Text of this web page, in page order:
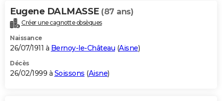
Eugene DALMASSE (87 ans)
Créer une cagnotte obsèques
Naissance
26/07/1911 à Bernoy-le-Château (Aisne)
Décès
26/02/1999 à Soissons (Aisne)